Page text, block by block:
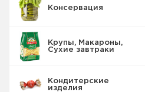
Консервация
Крупы, Макароны,
Сухие завтраки
Кондитерские
изделия